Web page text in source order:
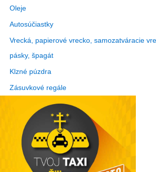
Oleje
Autosúčiastky
Vrecká, papierové vrecko, samozatváracie
pásky, špagát
Klzné púzdra
Zásuvkové regále